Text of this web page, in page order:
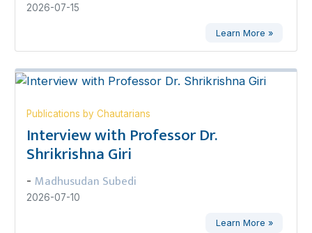
2026-07-15
Learn More »
Publications by Chautarians
Interview with Professor Dr.
Shrikrishna Giri
- Madhusudan Subedi
2026-07-10
Learn More »